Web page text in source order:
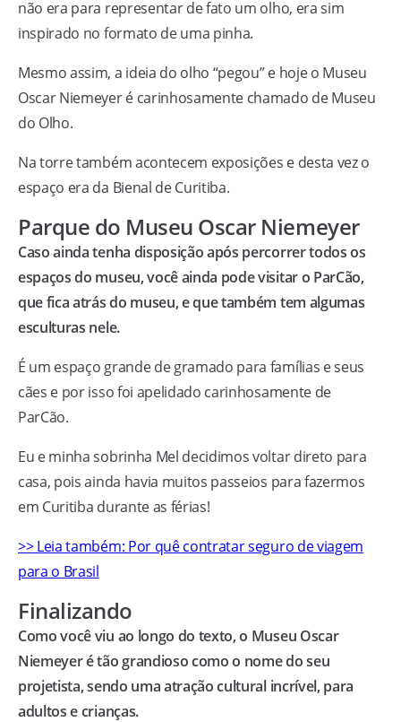
não era para representar de fato um olho, era sim
inspirado no formato de uma pinha.
Mesmo assim, a ideia do olho “pegou” e hoje o Museu
Oscar Niemeyer é carinhosamente chamado de Museu
do Olho.
Na torre também acontecem exposições e desta vez o
espaço era da Bienal de Curitiba.
Parque do Museu Oscar Niemeyer
Caso ainda tenha disposição após percorrer todos os
espaços do museu, você ainda pode visitar o ParCão,
que fica atrás do museu, e que também tem algumas
esculturas nele.
É um espaço grande de gramado para famílias e seus
cães e por isso foi apelidado carinhosamente de
ParCão.
Eu e minha sobrinha Mel decidimos voltar direto para
casa, pois ainda havia muitos passeios para fazermos
em Curitiba durante as férias!
>> Leia também: Por quê contratar seguro de viagem
para o Brasil
Finalizando
Como você viu ao longo do texto, o Museu Oscar
Niemeyer é tão grandioso como o nome do seu
projetista, sendo uma atração cultural incrível, para
adultos e crianças.